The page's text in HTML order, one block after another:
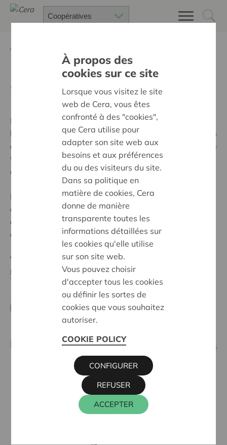
Coop Explore
Lors d’un Coop Explore, nous visitons une coopérative
belge. Vous êtes intéressé par les coopératives ou êtes
actif dans une coopérative ? Ne ratez pas l’occasion de
trouver de l’inspiration, de partager vos impressions,
d’élargir vos compétences et d’étendre votre réseau.
Par exemple, nous avons déjà rendu visite à la
coopérative de céréales Agribio, le réseau de chaleur
à Malempré, les Jardins d'Arthey, la microferme
coopérative Graines de Vie, ... Revivez-les ci-dessous.
Vous avez des suggestions pour un Coop Explore ?
Faites-le nous savoir !
VÉRIFIER NOTRE CALENDRIER POUR
LES ÉVÉNEMENTS À VENIR
Revivez nos Coop Explore
À propos des
cookies sur ce site
Lorsque vous visitez le site
web de Cera, vous êtes
confronté à des "cookies",
que Cera utilise pour
adapter son site web aux
besoins et aux préférences
du ou des visiteurs du site.
Dans sa politique en
matière de cookies, Cera
donne de manière
transparente toutes les
informations détaillées sur
les cookies qu'elle utilise
sur son site web.
Vous pouvez choisir
d'accepter tous les cookies
ou définir les sortes de
cookies que vous souhaitez
autoriser.
COOKIE POLICY
ACCEPTER
REFUSER
CONFIGURER